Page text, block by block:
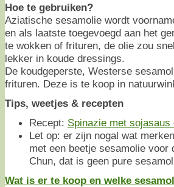
Hoe te gebruiken?
Aziatische sesamolie wordt
en als laatste toegevoegd aan het
te wokken of frituren, de olie zou
lekker in koude dressings.
De koudgeperste, Westerse
frituren. Deze is te koop in
Tips, weetjes & recepten
Recept: Spinazie met sojasaus
Let op: er zijn nogal wat
met een beetje sesamolie
Chun, dat is geen pure
Wat is er te koop en welke